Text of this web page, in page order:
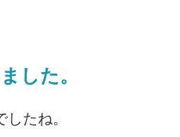
した。
たね。